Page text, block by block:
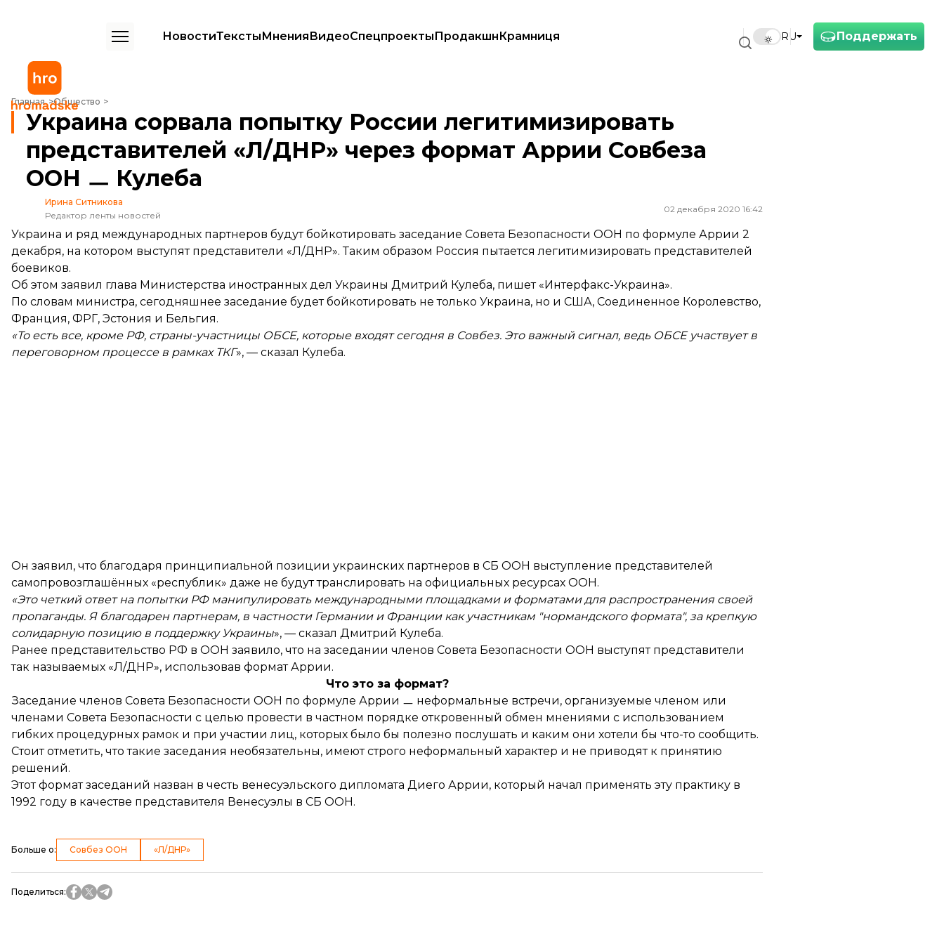
Поддержать
RU
НовостиТекстыМненияВидеоСпецпроектыПродакшнКрамниця
Главная Общество
Украина сорвала попытку России легитимизировать представителей «Л/ДНР» через формат Аррии Совбеза ООН ㅡ Кулеба
Украина сорвала попытку России легитимизировать
представителей «Л/ДНР» через формат Аррии Совбеза
ООН ㅡ Кулеба
Ирина Ситникова
Редактор ленты новостей
02 декабря 2020 16:42
Украина и ряд международных партнеров будут бойкотировать заседание Совета Безопасности ООН по формуле Аррии 2
декабря, на котором выступят представители «Л/ДНР». Таким образом Россия пытается легитимизировать представителей
боевиков.
Об этом заявил глава Министерства иностранных дел Украины Дмитрий Кулеба, пишет«Интерфакс-Украина».
По словам министра, сегодняшнее заседание будет бойкотировать не только Украина, но и США, Соединенное Королевство,
Франция, ФРГ, Эстония и Бельгия.
«То есть все, кроме РФ, страны-участницы ОБСЕ, которые входят сегодня в Совбез. Это важный сигнал, ведь ОБСЕ участвует в
переговорном процессе в рамках ТКГ», — сказал Кулеба.
Он заявил, что благодаря принципиальной позиции украинских партнеров в СБ ООН выступление представителей
самопровозглашённых «республик» даже не будут транслировать на официальных ресурсах ООН.
«Это четкий ответ на попытки РФ манипулировать международными площадками и форматами для распространения своей
пропаганды. Я благодарен партнерам, в частности Германии и Франции как участникам "нормандского формата", за крепкую
солидарную позицию в поддержку Украины», — сказал Дмитрий Кулеба.
Ранее представительство РФ в ООН заявило, что на заседании членов Совета Безопасности ООН выступят представители
так называемых «Л/ДНР», использовав формат Аррии.
Что это за формат?
Заседание членов Совета Безопасности ООН по формуле Аррии ㅡ неформальные встречи, организуемые членом или
членами Совета Безопасности с целью провести в частном порядке откровенный обмен мнениями с использованием
гибких процедурных рамок и при участии лиц, которых было бы полезно послушать и каким они хотели бы что-то сообщить.
Стоит отметить, что такие заседания необязательны, имеют строго неформальный характер и не приводят к принятию
решений.
Этот формат заседаний назван в честь венесуэльского дипломата Диего Аррии, который начал применять эту практику в
1992 году в качестве представителя Венесуэлы в СБ ООН.
Больше о: Совбез ООН «Л/ДНР»
Поделиться: